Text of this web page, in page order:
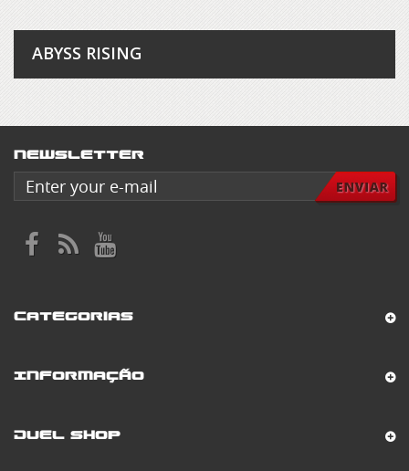
ABYSS RISING
Newsletter
Categorias
Informação
Duel Shop